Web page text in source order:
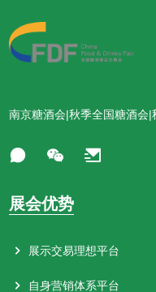
南京糖酒会|秋季全国糖酒会
展会优势
展示交易理想平台
自身营销体系平台